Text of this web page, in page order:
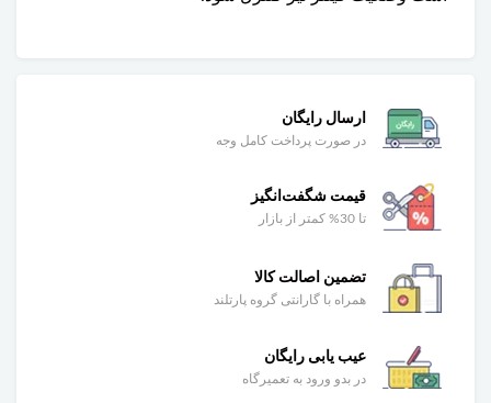
ارسال رایگان
در صورت پرداخت کامل وجه
قیمت شگفت‌انگیز
تا 30% کمتر از بازار
تضمین اصالت کالا
همراه با گارانتی گروه پارتلند
عیب یابی رایگان
در بدو ورود به تعمیرگاه